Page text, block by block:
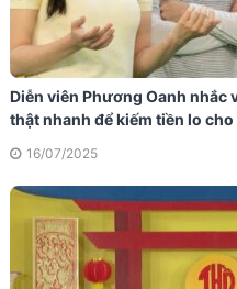
Diễn viên Phương Oanh nhắc
thật nhanh để kiếm tiền lo cho
16/07/2025